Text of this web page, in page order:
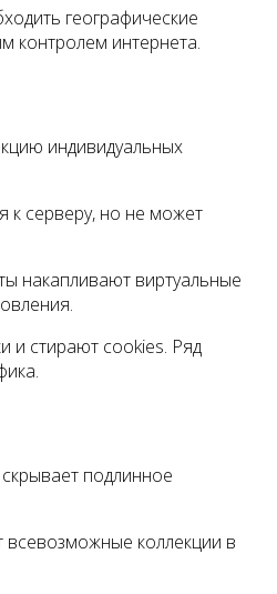
географические
контролем интернета.
индивидуальных
к серверу, но не может
накапливают виртуальные
и стирают cookies. Ряд
подлинное
коллекции в